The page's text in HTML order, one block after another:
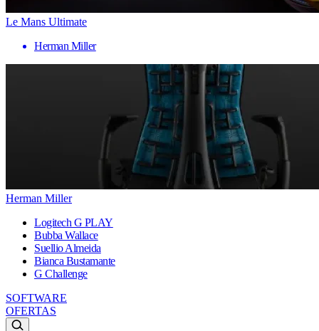
Le Mans Ultimate
Herman Miller
Herman Miller
Logitech G PLAY
Bubba Wallace
Suellio Almeida
Bianca Bustamante
G Challenge
SOFTWARE
OFERTAS